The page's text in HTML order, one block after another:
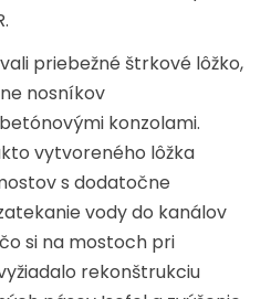
priebežné štrkové lôžko,
nosníkov
konzolami.
vytvoreného lôžka
s dodatočne
vody do kanálov
si na mostoch pri
rekonštrukciu